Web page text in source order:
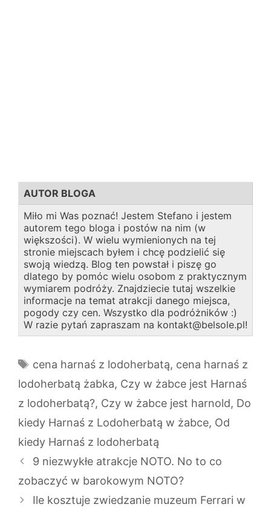
AUTOR BLOGA
Miło mi Was poznać! Jestem Stefano i jestem
autorem tego bloga i postów na nim (w
większości). W wielu wymienionych na tej
stronie miejscach byłem i chcę podzielić się
swoją wiedzą. Blog ten powstał i piszę go
dlatego by pomóc wielu osobom z praktycznym
wymiarem podróży. Znajdziecie tutaj wszelkie
informacje na temat atrakcji danego miejsca,
pogody czy cen. Wszystko dla podróżników :)
W razie pytań zapraszam na kontakt@belsole.pl!
Tagi
cena harnaś z lodoherbatą, cena harnaś z
lodoherbatą żabka, Czy w żabce jest Harnaś
z lodoherbatą?, Czy w żabce jest harnold, Do
kiedy Harnaś z Lodoherbatą w żabce, Od
kiedy Harnaś z lodoherbatą
9 niezwykłe atrakcje NOTO. No to co
zobaczyć w barokowym NOTO?
Ile kosztuje zwiedzanie muzeum Ferrari w